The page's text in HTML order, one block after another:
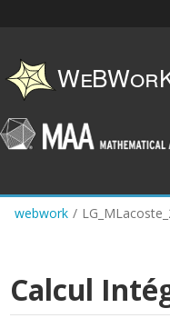
content
webwork /
Calcul